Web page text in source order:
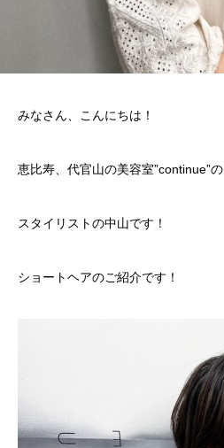
みなさん、こんにちは！
恵比寿、代官山の美容室”continue”の
スタイリストの中山です！
ショートヘアのご紹介です！